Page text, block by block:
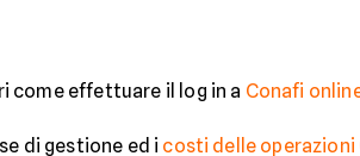
come effettuare il log in a Conafi
di gestione ed i costi delle